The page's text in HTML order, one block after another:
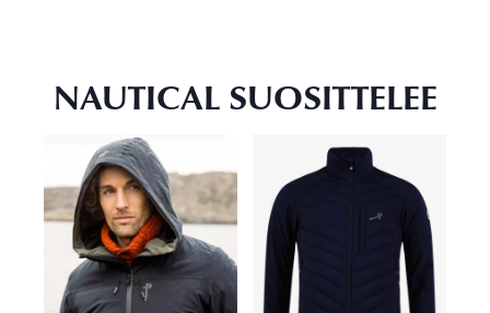
NAUTICAL SUOSITTELEE